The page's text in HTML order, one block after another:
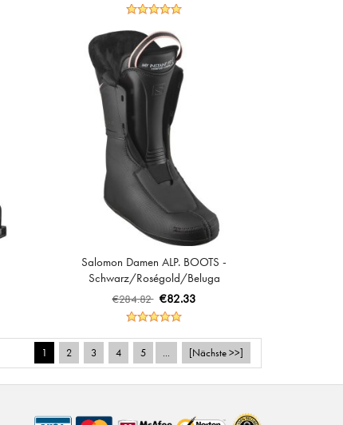
Salomon Damen ALP. BOOTS -
Schwarz/Roségold/Beluga
€284.82 €82.33
1 2 3 4 5 ... [Nächste >>]